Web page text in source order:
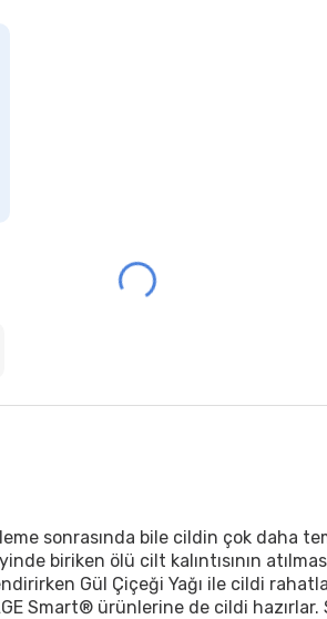
sonrasında bile cildin çok daha
biriken ölü cilt kalıntısının
Gül Çiçeği Yağı ile cildi
Smart® ürünlerine de cildi